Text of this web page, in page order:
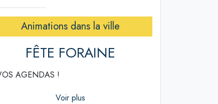
Animations dans la ville
FÊTE FORAINE
AGENDAS !
Voir plus